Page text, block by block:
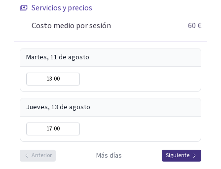
Servicios y precios
Costo medio por sesión
60 €
Martes, 11 de agosto
13:00
Jueves, 13 de agosto
17:00
Anterior Más días Siguiente